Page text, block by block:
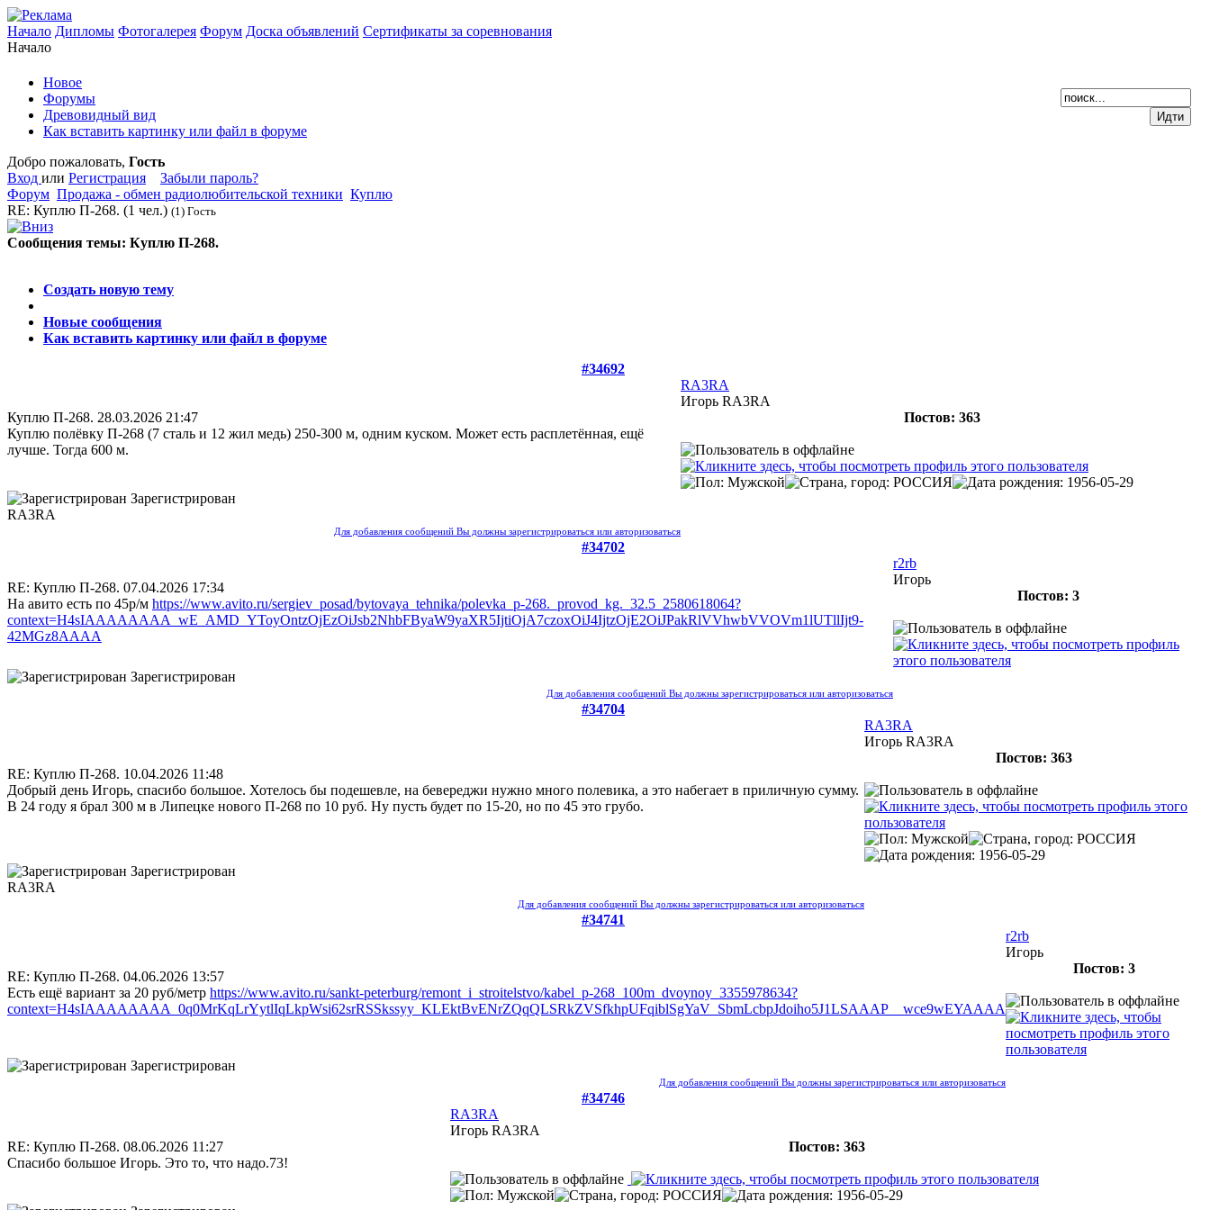
Начало Дипломы Фотогалерея Форум Доска объявлений Сертификаты за соревнования
Начало
Новое
Форумы
Древовидный вид
Как вставить картинку или файл в форуме
Добро пожаловать, Гость
Вход или Регистрация
Забыли пароль?
Форум Продажа - обмен радиолюбительской техники Куплю
RE: Куплю П-268. (1 чел.) (1) Гость
Сообщения темы: Куплю П-268.
Создать новую тему
Новые сообщения
Как вставить картинку или файл в форуме
#34692
Куплю П-268. 28.03.2026 21:47
Куплю полёвку П-268 (7 сталь и 12 жил медь) 250-300 м, одним куском. Может есть расплетённая, ещё
лучше. Тогда 600 м.
RA3RA
Игорь RA3RA
Постов: 363
Зарегистрирован
RA3RA
Для добавления сообщений Вы должны зарегистрироваться или авторизоваться
#34702
RE: Куплю П-268. 07.04.2026 17:34
На авито есть по 45р/м https://www.avito.ru/sergiev_posad/bytovaya_tehnika/polevka_p-268._provod_kg._32.5_2580618064?
context=H4sIAAAAAAAA_wE_AMD_YToyOntzOjEzOiJsb2NhbFByaW9yaXR5IjtiOjA7czoxOiJ4IjtzOjE2OiJPakRlVVhwbVVOVm1lUTllIjt9-
42MGz8AAAA
r2rb
Игорь
Постов: 3
Зарегистрирован
Для добавления сообщений Вы должны зарегистрироваться или авторизоваться
#34704
RE: Куплю П-268. 10.04.2026 11:48
Добрый день Игорь, спасибо большое. Хотелось бы подешевле, на бевереджи нужно много полевика, а это набегает в приличную сумму.
В 24 году я брал 300 м в Липецке нового П-268 по 10 руб. Ну пусть будет по 15-20, но по 45 это грубо.
RA3RA
Игорь RA3RA
Постов: 363
Зарегистрирован
RA3RA
Для добавления сообщений Вы должны зарегистрироваться или авторизоваться
#34741
RE: Куплю П-268. 04.06.2026 13:57
Есть ещё вариант за 20 руб/метр https://www.avito.ru/sankt-peterburg/remont_i_stroitelstvo/kabel_p-268_100m_dvoynoy_3355978634?
context=H4sIAAAAAAAA_0q0MrKqLrYytlIqLkpWsi62srRSSkssyy_KLEktBvENrZQqQLSRkZVSfkhpUFqiblSgYaV_SbmLcbpJdoiho5J1LSAAAP__wce9wEYAAAA
r2rb
Игорь
Постов: 3
Зарегистрирован
Для добавления сообщений Вы должны зарегистрироваться или авторизоваться
#34746
RE: Куплю П-268. 08.06.2026 11:27
Спасибо большое Игорь. Это то, что надо.73!
RA3RA
Игорь RA3RA
Постов: 363